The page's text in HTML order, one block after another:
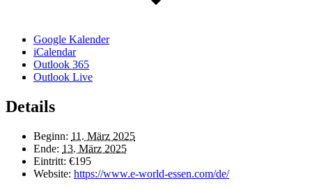
Google Kalender
iCalendar
Outlook 365
Outlook Live
Details
Beginn: 11. März 2025
Ende: 13. März 2025
Eintritt: €195
Website: https://www.e-world-essen.com/de/